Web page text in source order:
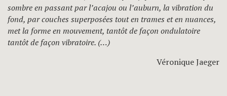
sombre en passant par l’acajou ou l’auburn, la vibration du
fond, par couches superposées tout en trames et en nuances,
met la forme en mouvement, tantôt de façon ondulatoire
tantôt de façon vibratoire. (…)
Véronique Jaeger